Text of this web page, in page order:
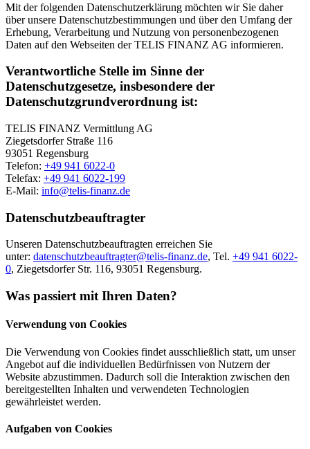
Mit der folgenden Datenschutzerklärung möchten wir Sie daher
über unsere Datenschutzbestimmungen und über den Umfang der
Erhebung, Verarbeitung und Nutzung von personenbezogenen
Daten auf den Webseiten der TELIS FINANZ AG informieren.
Verantwortliche Stelle im Sinne der
Datenschutzgesetze, insbesondere der
Datenschutzgrundverordnung ist:
TELIS FINANZ Vermittlung AG
Ziegetsdorfer Straße 116
93051 Regensburg
Telefon: +49 941 6022-0
Telefax: +49 941 6022-199
E-Mail: info@telis-finanz.de
Datenschutzbeauftragter
Unseren Datenschutzbeauftragten erreichen Sie
unter: datenschutzbeauftragter@telis-finanz.de, Tel. +49 941 6022-
0, Ziegetsdorfer Str. 116, 93051 Regensburg.
Was passiert mit Ihren Daten?
Verwendung von Cookies
Die Verwendung von Cookies findet ausschließlich statt, um unser
Angebot auf die individuellen Bedürfnissen von Nutzern der
Website abzustimmen. Dadurch soll die Interaktion zwischen den
bereitgestellten Inhalten und verwendeten Technologien
gewährleistet werden.
Aufgaben von Cookies